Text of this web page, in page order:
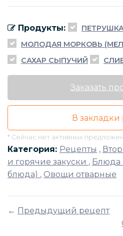
Продукты:
МОЛОДАЯ МОРКОВЬ
САХАР СЫПУЧИЙ
Заказать
В закладки
* Сейчас нет активных
Категория: Рецепты ,
и горячие закуски , Блюда
блюда) , Овощи отварные
← Предыдущий рецепт